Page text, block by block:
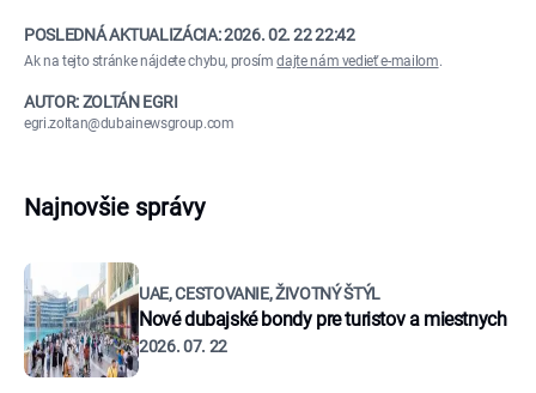
POSLEDNÁ AKTUALIZÁCIA:2026. 02. 22 22:42
Ak na tejto stránke nájdete chybu, prosímdajte nám vedieť e-mailom.
AUTOR: ZOLTÁN EGRI
egri.zoltan@dubainewsgroup.com
Najnovšie správy
UAE, CESTOVANIE, ŽIVOTNÝ ŠTÝL
Nové dubajské bondy pre turistov a miestnych
2026. 07. 22